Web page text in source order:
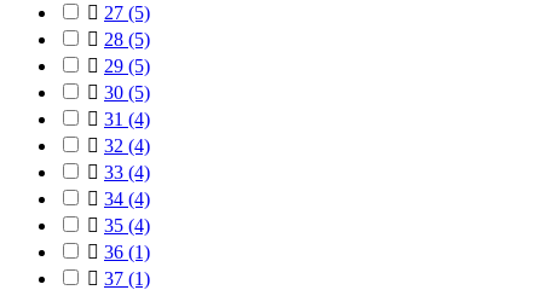
 27 (5)
 28 (5)
 29 (5)
 30 (5)
 31 (4)
 32 (4)
 33 (4)
 34 (4)
 35 (4)
 36 (1)
 37 (1)